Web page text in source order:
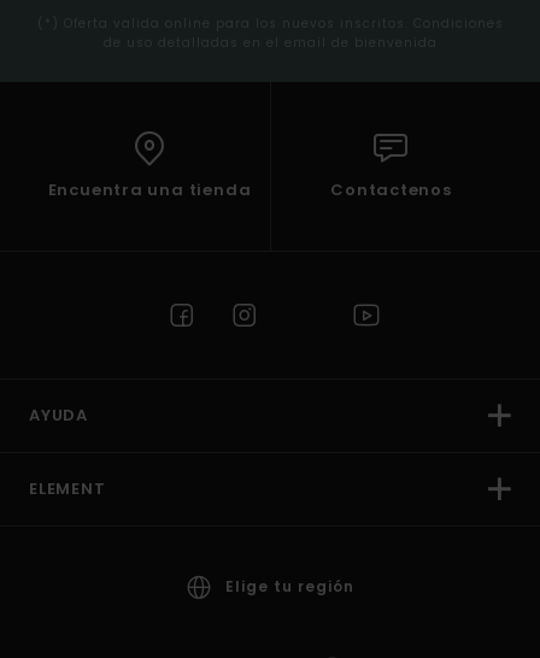
(*) Oferta valida online para los nuevos inscritos. Condiciones
de uso detalladas en el email de bienvenida
Encuentra una tienda Contactenos
AYUDA
ELEMENT
Elige tu región